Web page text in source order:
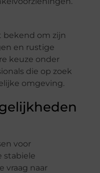
bekend om zijn
en rustige
keuze onder
die op zoek
omgeving.
voor
stabiele
vraag naar